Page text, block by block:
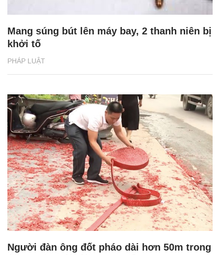
PHÁP LUẬT
Mang súng bút lên máy bay, 2 thanh niên bị
khởi tố
Người đàn ông đốt pháo dài hơn 50m trong